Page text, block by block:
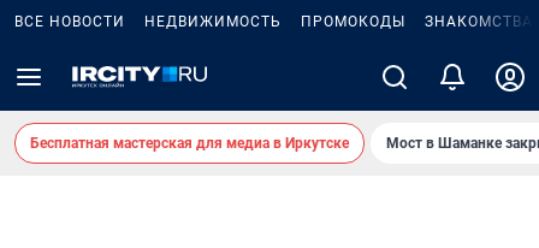
ВСЕ НОВОСТИ НЕДВИЖИМОСТЬ ПРОМОКОДЫ ЗНАКОМСТВА
Бесплатная мастерская для медиа в Иркутске Мост в Шаманке